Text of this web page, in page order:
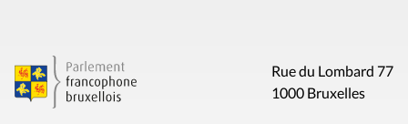
Rue du Lombard 77
1000 Bruxelles